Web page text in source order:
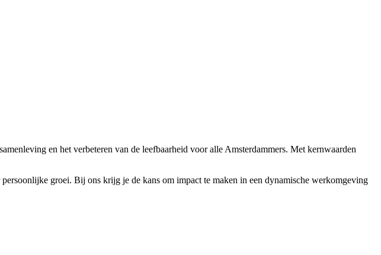
en het verbeteren van de leefbaarheid voor alle Amsterdammers. Met kernwaarden
groei. Bij ons krijg je de kans om impact te maken in een dynamische werkomgeving